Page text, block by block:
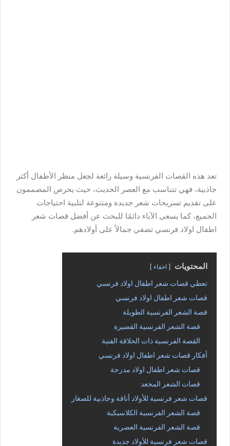
تعد هذه القصات الفرنسية وسيلة رائعة لجعل منظر الأطفال أكثر
جاذبية، فهي تتناسب مع العصر الحديث، حيث يحرص المصممون
على تقديم تسريحات شعر جديدة ومتنوعة لتلبية احتياجات
الجميع، كما يسعى الآباء دائمًا للبحث عن أفضل قصات شعر
اطفال اولاد فرنسي تضفي جمالاً على أولادهم.
المحتويات اخفاء
تعطي قصات شعر اطفال اولاد فرنسي
قصات شعر اطفال اولاد فرنسي
قصة الشعر الفرنسية الطويلة
قصة الشعر الفرنسية القصيرة
القصة الفرنسية ذات الحلاقة الفنية
أفكار قصات شعر اطفال اولاد فرنسي
قصات شعر اطفال اولاد مدرجة
قصات الشعر المجعد
قصات شعر فرنسية للأولاد أناقة وجاذبية للصغار
قصة الشعر الفرنسية الكلاسيكية
قصة الشعر الفرنسية العصرية
قصات شعر فرنسية للأولاد جديدة